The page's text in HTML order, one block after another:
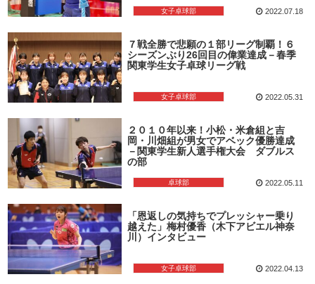
女子卓球部 2022.07.18
女子卓球部
７戦全勝で悲願の１部リーグ制覇！６
シーズンぶり26回目の偉業達成－春季
関東学生女子卓球リーグ戦
2022.05.31
卓球部
２０１０年以来！小松・米倉組と吉
岡・川畑組が男女でアベック優勝達成
－関東学生新人選手権大会 ダブルス
の部
2022.05.11
女子卓球部
「恩返しの気持ちでプレッシャー乗り
越えた」梅村優香（木下アビエル神奈
川）インタビュー
2022.04.13